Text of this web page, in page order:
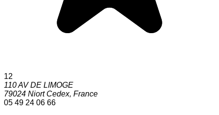
12
110 AV DE LIMOGE
79024 Niort Cedex, France
05 49 24 06 66